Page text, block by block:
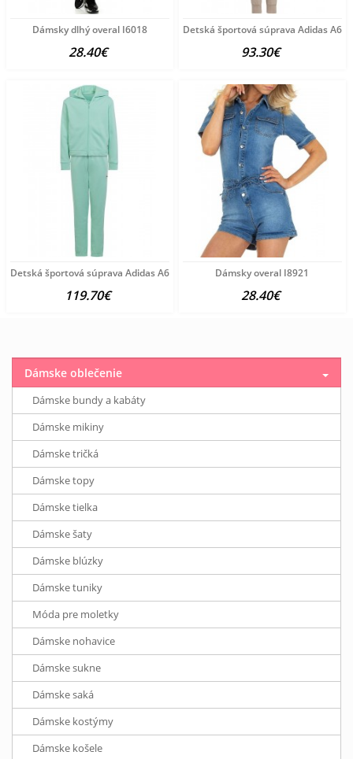
Dámsky dlhý overal I6018
28.40€
Detská športová súprava Adidas
93.30€
Detská športová súprava Adidas A6534
119.70€
Dámsky overal I8921
28.40€
Dámske oblečenie
Dámske bundy a kabáty
Dámske mikiny
Dámske tričká
Dámske topy
Dámske tielka
Dámske šaty
Dámske blúzky
Dámske tuniky
Móda pre moletky
Dámske nohavice
Dámske sukne
Dámske saká
Dámske kostýmy
Dámske košele